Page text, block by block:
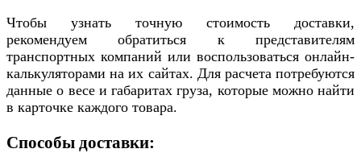
Чтобы узнать точную стоимость доставки,
рекомендуем обратиться к представителям
транспортных компаний или воспользоваться онлайн-
калькуляторами на их сайтах. Для расчета потребуются
данные о весе и габаритах груза, которые можно найти
в карточке каждого товара.
Способы доставки: